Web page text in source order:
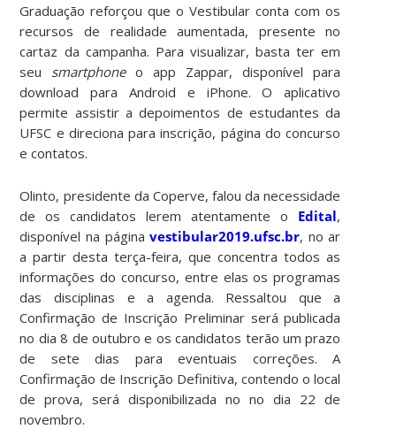
Graduação reforçou que o Vestibular conta com os
recursos de realidade aumentada, presente no
cartaz da campanha. Para visualizar, basta ter em
seu smartphoneo app Zappar, disponível para
download para Android e iPhone. O aplicativo
permite assistir a depoimentos de estudantes da
UFSC e direciona para inscrição, página do concurso
e contatos.
Olinto, presidente da Coperve, falou da necessidade
de os candidatos lerem atentamente o Edital,
disponível na páginavestibular2019.ufsc.br, no ar
a partir desta terça-feira, que concentra todos as
informações do concurso, entre elas os programas
das disciplinas e a agenda. Ressaltou que a
Confirmação de Inscrição Preliminar será publicada
no dia 8 de outubro e os candidatos terão um prazo
de sete dias para eventuais correções. A
Confirmação de Inscrição Definitiva, contendo o local
de prova, será disponibilizada no no dia 22 de
novembro.